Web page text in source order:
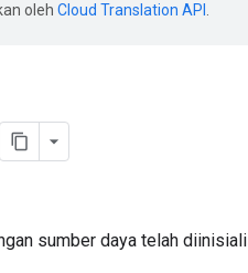
oleh Cloud Translation API
sumber daya telah